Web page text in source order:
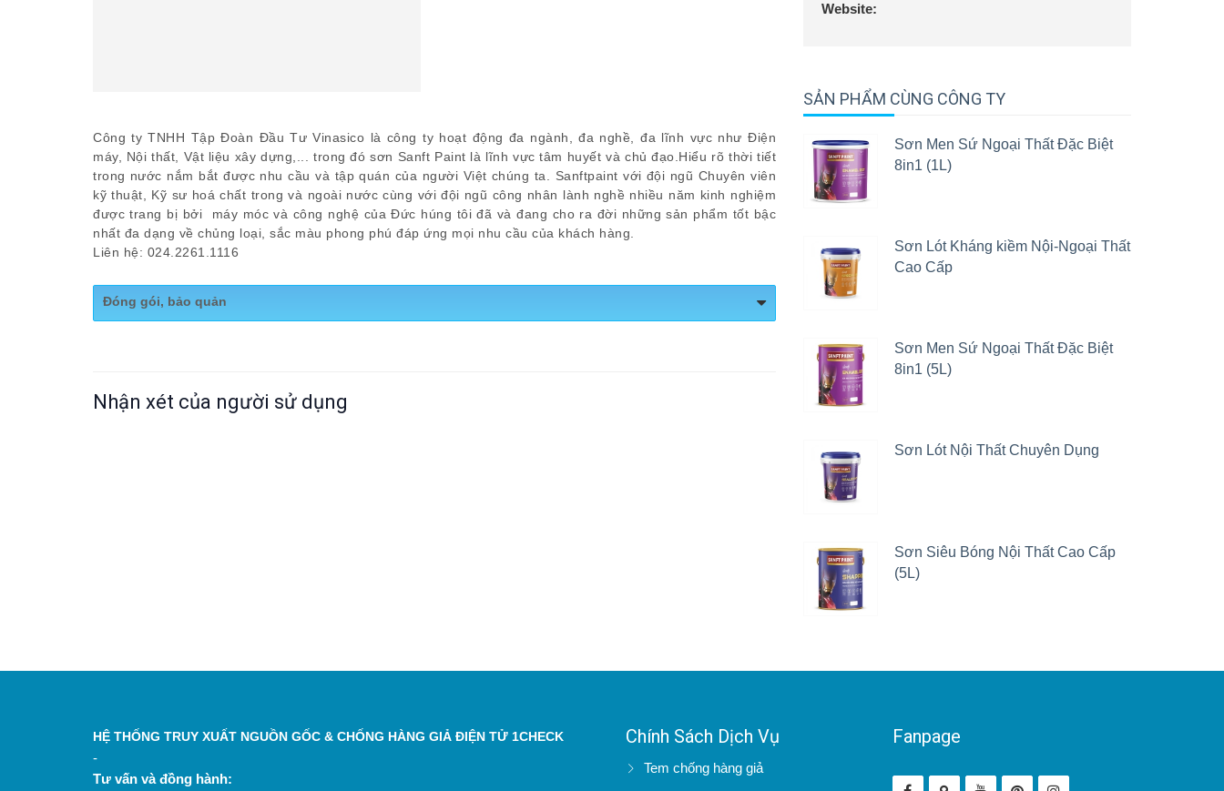
Công ty TNHH Tập Đoàn Đầu Tư Vinasico là công ty hoạt động đa ngành, đa nghề, đa lĩnh vực như Điện
máy, Nội thất, Vật liệu xây dựng,... trong đó sơn Sanft Paint là lĩnh vực tâm huyết và chủ đạo.Hiểu rõ thời tiết
trong nước nắm bắt được nhu cầu và tập quán của người Việt chúng ta. Sanftpaint với đội ngũ Chuyên viên
kỹ thuật, Kỹ sư hoá chất trong và ngoài nước cùng với đội ngũ công nhân lành nghề nhiều năm kinh nghiệm
được trang bị bởi máy móc và công nghệ của Đức húng tôi đã và đang cho ra đời những sản phẩm tốt bậc
nhất đa dạng về chủng loại, sắc màu phong phú đáp ứng mọi nhu cầu của khách hàng.
Liên hệ: 024.2261.1116
Đóng gói, bảo quản
Nhận xét của người sử dụng
Website:
SẢN PHẨM CÙNG CÔNG TY
Sơn Men Sứ Ngoại Thất Đặc Biệt
8in1 (1L)
Sơn Lót Kháng kiềm Nội-Ngoại Thất
Cao Cấp
Sơn Men Sứ Ngoại Thất Đặc Biệt
8in1 (5L)
Sơn Lót Nội Thất Chuyên Dụng
Sơn Siêu Bóng Nội Thất Cao Cấp
(5L)
HỆ THỐNG TRUY XUẤT NGUỒN GỐC & CHỐNG HÀNG GIẢ ĐIỆN TỬ 1CHECK
-
Tư vấn và đồng hành:
Chính Sách Dịch Vụ
Tem chống hàng giả
Fanpage